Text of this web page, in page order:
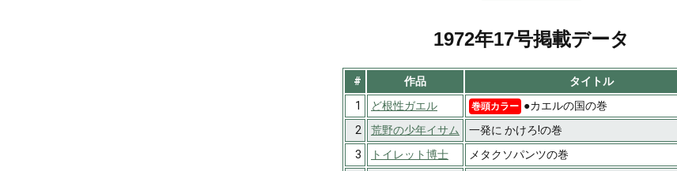
1972年17号掲載データ
# 作品
タイトル
1
ど根性ガエル 巻頭カラー ●カエルの国の巻
2
荒野の少年イサム
一発に かけろ!の巻
3
トイレット博士
メタクソパンツの巻